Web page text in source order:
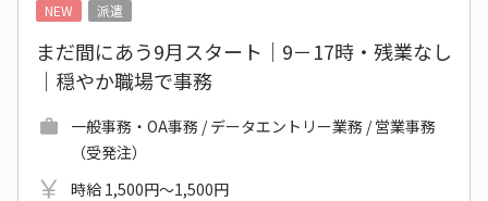
NEW
派遣
まだ間にあう9月スタート｜9－17時・残業なし
｜穏やか職場で事務
一般事務・OA事務 / データエントリー業務 / 営業事務
（受発注）
時給 1,500円～1,500円